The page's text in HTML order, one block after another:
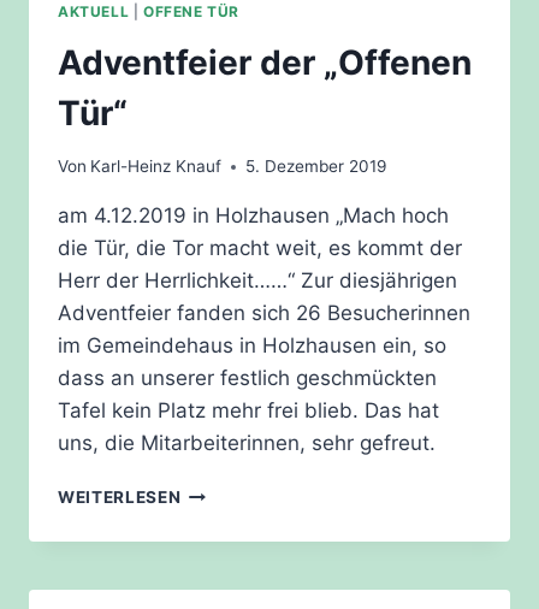
AKTUELL OFFENE TÜR
Adventfeier der „Offenen
Tür“
Von Karl-Heinz Knauf 5. Dezember 2019
am 4.12.2019 in Holzhausen „Mach hoch
die Tür, die Tor macht weit, es kommt der
Herr der Herrlichkeit……“ Zur diesjährigen
Adventfeier fanden sich 26 Besucherinnen
im Gemeindehaus in Holzhausen ein, so
dass an unserer festlich geschmückten
Tafel kein Platz mehr frei blieb. Das hat
uns, die Mitarbeiterinnen, sehr gefreut.
WEITERLESEN ADVENTFEIER
„OFFENEN